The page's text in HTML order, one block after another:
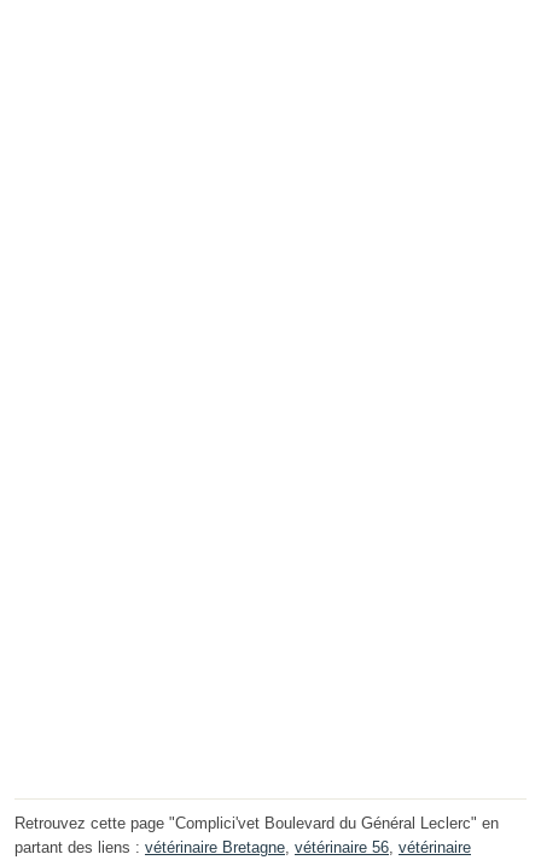
Retrouvez cette page "Complici'vet Boulevard du Général Leclerc" en
partant des liens : vétérinaire Bretagne vétérinaire 56 vétérinaire